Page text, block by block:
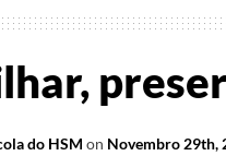
do HSM on Novembro 29th,